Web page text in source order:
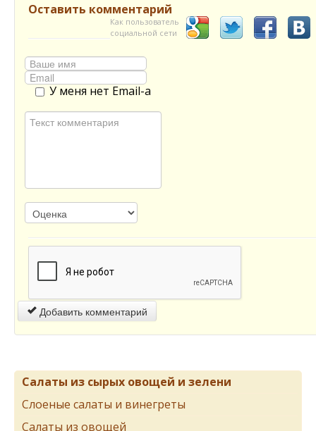
Оставить комментарий
Как пользователь
социальной сети
У меня нет Email-а
Добавить комментарий
Салаты из сырых овощей и зелени
Слоеные салаты и винегреты
Салаты из овощей